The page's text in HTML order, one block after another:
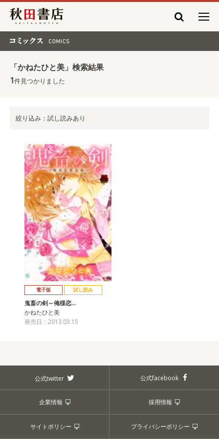
秋田書店
「かねたひと美」検索結果
1件見つかりました
絞り込み：試し読みあり
電子版 試し読み
鬼畜の剣～俺様恋…
かねたひと美
発売日：2013.03.15
公式twitter 公式facebook
企業情報 採用情報
サイトポリシー プライバシーポリシー